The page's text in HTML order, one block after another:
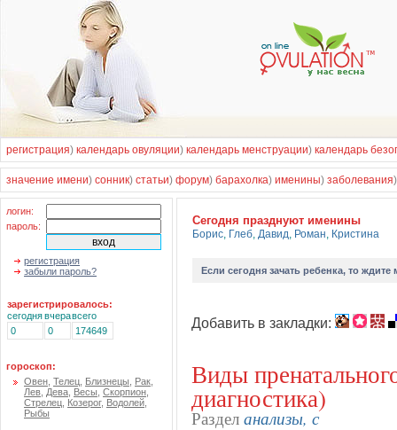
регистрация) календарь овуляции) календарь менструации) календарь
значение имени) сонник) статьи) форум) барахолка) именины) заболевания
логин:
пароль:
регистрация
забыли пароль?
зарегистрировалось:
сегоднявчеравсего
0
0 174649
гороскоп:
Овен Телец Близнецы Рак
Лев Дева Весы Скорпион
Стрелец Козерог, Водолей
Рыбы
Cегодня празднуют именины
Борис, Глеб, Давид, Роман, Кристина
Если сегодня зачать ребенка, то
Добавить в закладки:
Виды
диагностика)
Раздел анализы, с